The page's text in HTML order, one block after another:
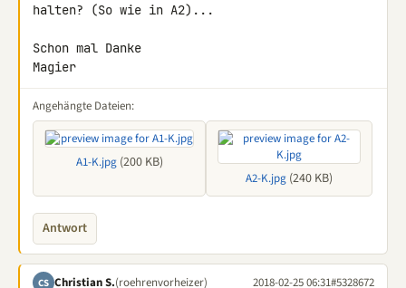
halten? (So wie in A2)...
Schon mal Danke
Magier
Angehängte Dateien:
A1-K.jpg(200 KB)
A2-K.jpg (240 KB)
Antwort
CS Christian S.(roehrenvorheizer) 2018-02-25 06:31#5328672